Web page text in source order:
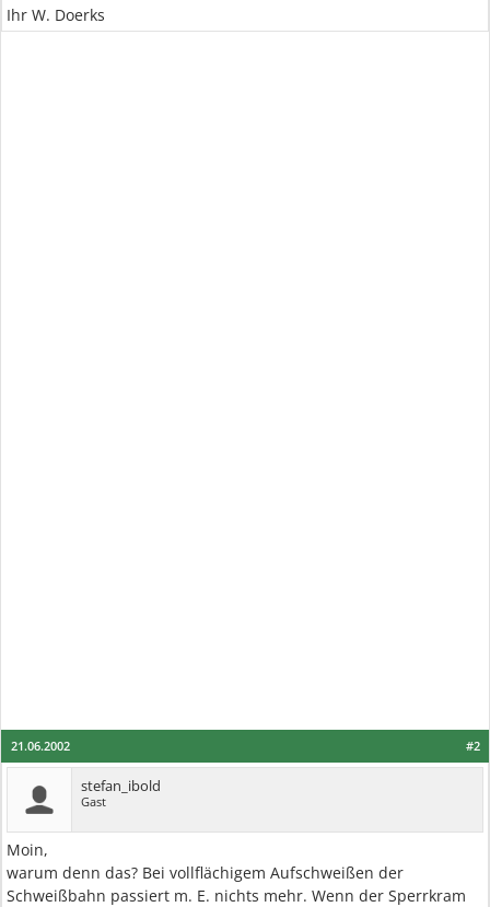
Ihr W. Doerks
#2
21.06.2002
stefan_ibold
Gast
Moin,
warum denn das? Bei vollflächigem Aufschweißen der
Schweißbahn passiert m. E. nichts mehr. Wenn der Sperrkram